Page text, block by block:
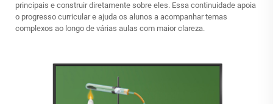
principais e construir diretamente sobre eles. Essa continuidade apoia
o progresso curricular e ajuda os alunos a acompanhar temas
complexos ao longo de várias aulas com maior clareza.